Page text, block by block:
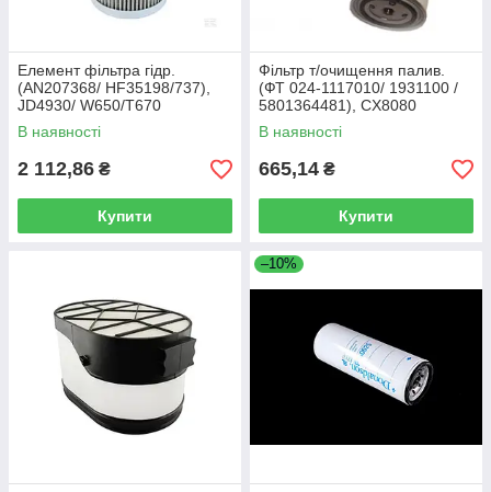
Елемент фільтра гідр.
(AN207368/ HF35198/737),
JD4930/ W650/T670
В наявності
2 112,86 ₴
Купити
Фільтр т/очищення палив.
(ФТ 024-1117010/ 1931100 /
5801364481), CX8080
(Donaldson)
В наявності
665,14 ₴
Купити
–10%